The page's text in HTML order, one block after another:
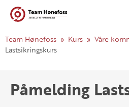
Team Hønefoss Kurs
Våre
Lastsikringskurs
Påmelding